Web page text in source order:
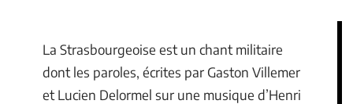
La Strasbourgeoise est un chant militaire
dont les paroles, écrites par Gaston Villemer
et Lucien Delormel sur une musique d’Henri